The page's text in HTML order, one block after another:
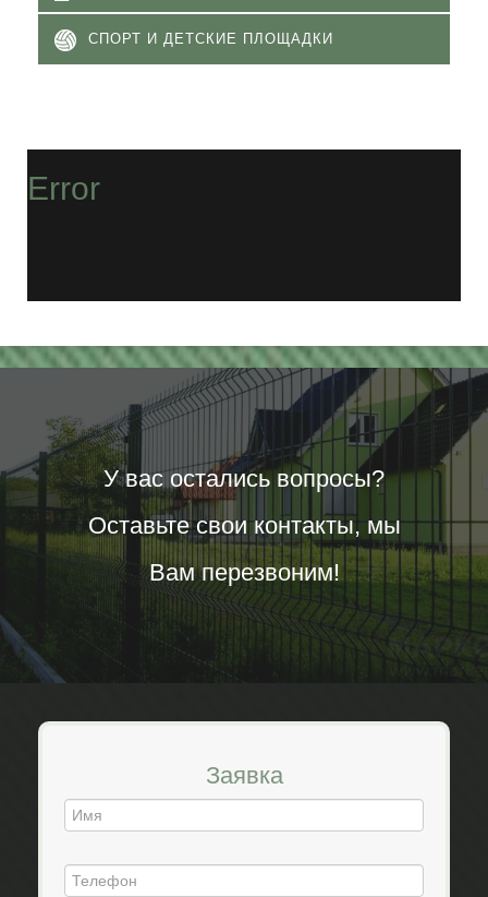
СПОРТ И ДЕТСКИЕ ПЛОЩАДКИ
Error
У вас остались вопросы?
Оставьте свои контакты, мы
Вам перезвоним!
Заявка